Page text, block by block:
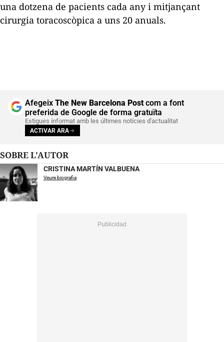
una dotzena de pacients cada any i mitjançant
cirurgia toracoscòpica a uns 20 anuals.
Afegeix The New Barcelona Postcom a font
preferida de Google de forma gratuïta
Estigues informat amb les últimes notícies d'actualitat
ACTIVAR ARA
SOBRE L'AUTOR
CRISTINA MARTÍN VALBUENA
Veure biografia